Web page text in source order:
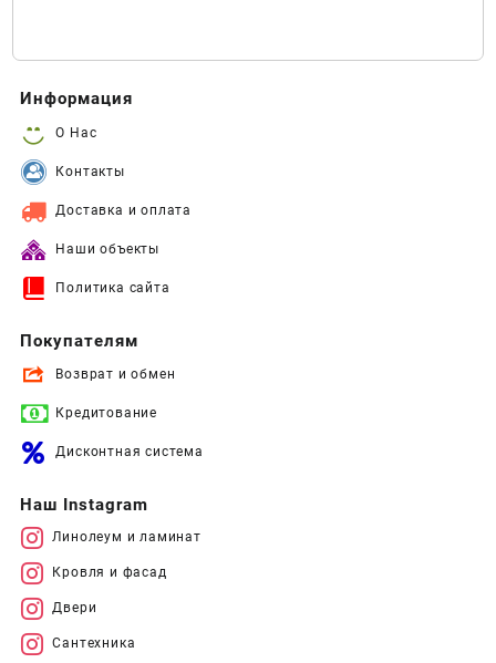
Информация
О Нас
Контакты
Доставка и оплата
Наши объекты
Политика сайта
Покупателям
Возврат и обмен
Кредитование
Дисконтная система
Наш Instagram
Линолеум и ламинат
Кровля и фасад
Двери
Сантехника